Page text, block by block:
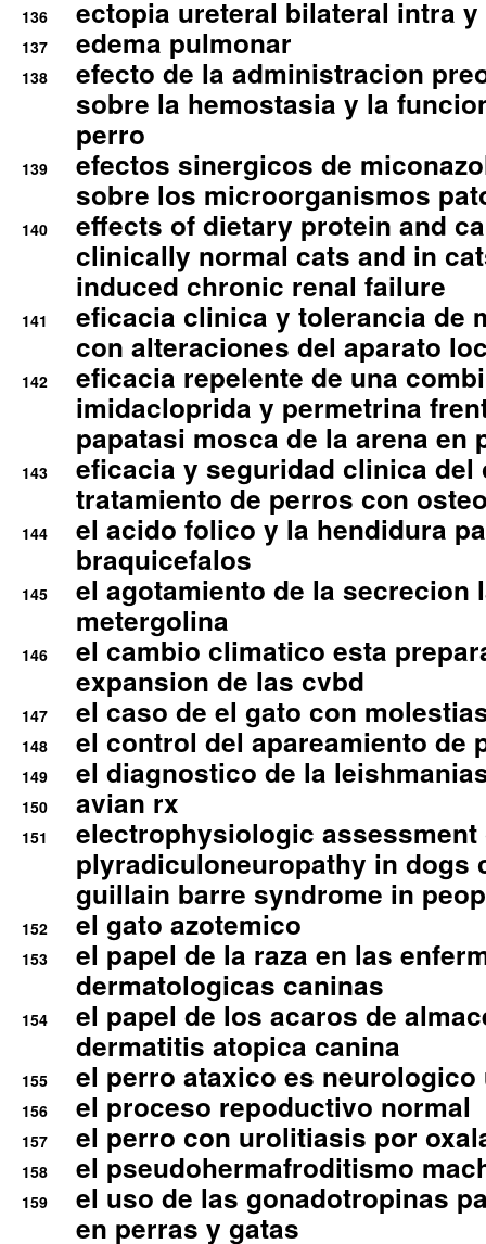
136 ectopia ureteral bilateral intra
137 edema pulmonar
138
efecto de la administracion
sobre la hemostasia y la
perro
139
efectos sinergicos de
sobre los microorganismos
140
effects of dietary protein and
clinically normal cats and in
induced chronic renal failure
141
eficacia clinica y tolerancia de
con alteraciones del aparato
142
eficacia repelente de una
imidacloprida y permetrina
papatasi mosca de la arena en
143
eficacia y seguridad clinica del
tratamiento de perros con
144
el acido folico y la hendidura
braquicefalos
145
el agotamiento de la secrecion
metergolina
146
el cambio climatico esta
expansion de las cvbd
147 el caso de el gato con
148 el control del apareamiento de
149 el diagnostico de la
150 avian rx
151
electrophysiologic assessment
plyradiculoneuropathy in dogs
guillain barre syndrome in
152 el gato azotemico
153
el papel de la raza en las
dermatologicas caninas
154
el papel de los acaros de
dermatitis atopica canina
155 el perro ataxico es
156 el proceso repoductivo normal
157 el perro con urolitiasis por
158 el pseudohermafroditismo
159
el uso de las gonadotropinas
en perras y gatas